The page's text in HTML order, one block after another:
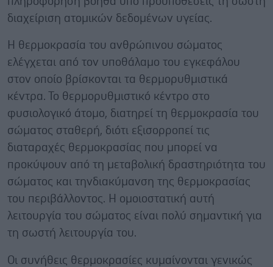
διαχείριση ατομικών δεδομένων υγείας.
Η θερμοκρασία του ανθρώπινου σώματος
ελέγχεται από τον υποθάλαμο του εγκεφάλου
στον οποίο βρίσκονται τα θερμορυθμιστικά
κέντρα. Το θερμορυθμιστικό κέντρο στο
φυσιολογικό άτομο, διατηρεί τη θερμοκρασία του
σώματος σταθερή, διότι εξισορροπεί τις
διαταραχές θερμοκρασίας που μπορεί να
προκύψουν από τη μεταβολική δραστηριότητα του
σώματος και τηνδιακύμανση της θερμοκρασίας
του περιβάλλοντος. Η ομοιοστατική αυτή
λειτουργία του σώματος είναι πολύ σημαντική για
τη σωστή λειτουργία του.
Οι συνήθεις θερμοκρασίες κυμαίνονται γενικώς